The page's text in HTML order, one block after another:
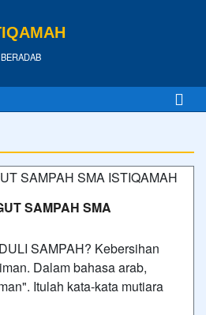
SAMPAH SMA
SAMPAH? Kebersihan
Dalam bahasa arab,
Itulah kata-kata mutiara